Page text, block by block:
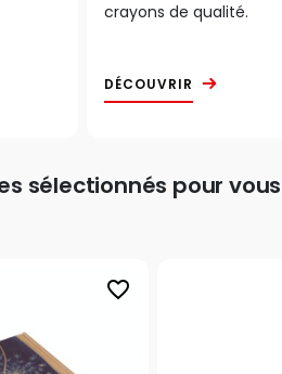
crayons de qualité.
DÉCOUVRIR
sélectionnés pour vous
favorite_border